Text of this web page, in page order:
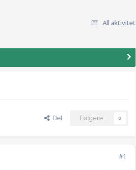
All aktivitet
Del Følgere 0
#1